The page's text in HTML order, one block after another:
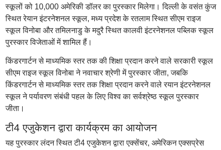
स्कूलों को 10,000 अमेरिकी डॉलर का पुरस्कार मिलेगा। दिल्ली के वसंत कुंज
स्थित रेयान इंटरनेशनल स्कूल, मध्य प्रदेश के रतलाम स्थित सीएम राइज
स्कूल विनोबा और तमिलनाडु के मदुरै स्थित कालवी इंटरनेशनल पब्लिक स्कूल
पुरस्कार विजेताओं में शामिल हैं।
किंडरगार्टन से माध्यमिक स्तर तक की शिक्षा प्रदान करने वाले सरकारी स्कूल
सीएम राइज स्कूल विनोबा ने नवाचार श्रेणी में पुरस्कार जीता, जबकि
किंडरगार्टन से माध्यमिक स्तर तक शिक्षा प्रदान करने वाले रयान इंटरनेशनल
स्कूल ने पर्यावरण संबंधी पहल के लिए विश्व का सर्वश्रेष्ठ स्कूल पुरस्कार
जीता।
टी4 एजुकेशन द्वारा कार्यक्रम का आयोजन
यह पुरस्कार लंदन स्थित टी4 एजुकेशन द्वारा एक्सेंचर, अमेरिकन एक्सप्रेस